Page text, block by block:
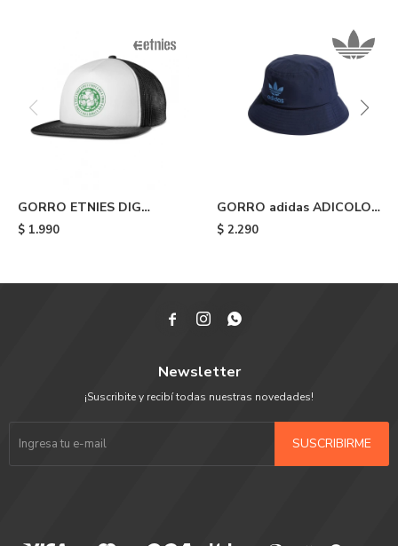
GORRO ETNIES DIG
TRUCKER - Black/white
$ 1.990
GORRO adidas ADICOLOR
ARCHIVE - Blue
$ 2.290
  
Newsletter
¡Suscribite y recibí todas nuestras novedades!
SUSCRIBIRME